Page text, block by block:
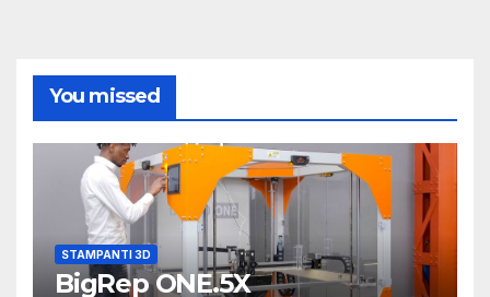
You missed
STAMPANTI 3D
BigRep ONE.5X